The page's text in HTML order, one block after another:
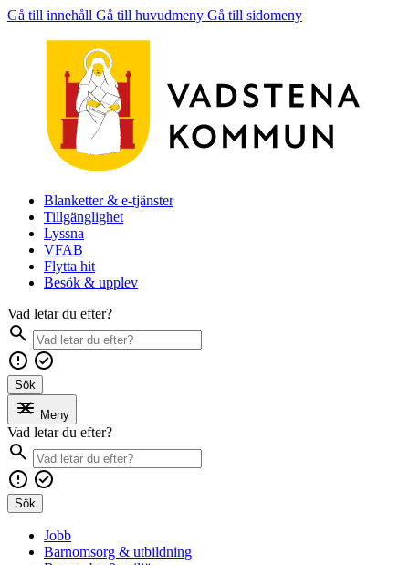
Gå till innehåll Gå till huvudmeny Gå till sidomeny
Blanketter & e-tjänster
Tillgänglighet
Lyssna
VFAB
Flytta hit
Besök & upplev
Vad letar du efter?
Sök
Meny
Vad letar du efter?
Sök
Jobb
Barnomsorg & utbildning